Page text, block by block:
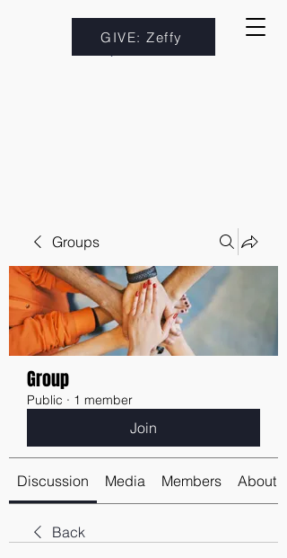
GIVE: Zeffy
Groups
Group
Public · 1 member
Join
Discussion Media Members About
Back